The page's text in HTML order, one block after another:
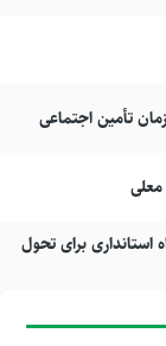
تأمین اجتماعی
برای تحول